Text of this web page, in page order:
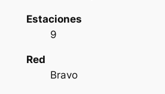
Estaciones
9
Red
Bravo